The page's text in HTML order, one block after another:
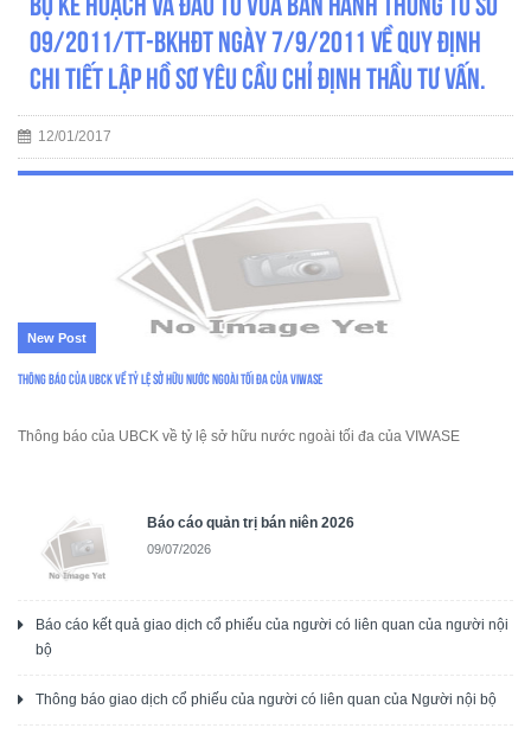
Bộ kế hoạch và đầu tư vừa ban hành Thông tư số
09/2011/TT-BKHĐT ngày 7/9/2011 về Quy định
chi tiết lập hồ sơ yêu cầu chỉ định thầu tư vấn.
12/01/2017
New Post
Thông báo của UBCK về tỷ lệ sở hữu nước ngoài tối đa của VIWASE
Thông báo của UBCK về tỷ lệ sở hữu nước ngoài tối đa của VIWASE
Báo cáo quản trị bán niên 2026
09/07/2026
Báo cáo kết quả giao dịch cổ phiếu của người có liên quan của người nội
bộ
Thông báo giao dịch cổ phiếu của người có liên quan của Người nội bộ